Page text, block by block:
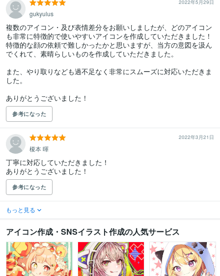
2022年5月29日
gukyulus
複数のアイコン・及び表情差分をお願いしましたが、どのアイコン
も非常に特徴的で使いやすいアイコンを作成していただきました！
特徴的な顔の依頼で難しかったかと思いますが、当方の意図を汲ん
でくれて、素晴らしいものを作成していただきました。
また、やり取りなども過不足なく非常にスムーズに対応いただきま
した。
ありがとうございました！
参考になった
2022年3月21日
榎本 暉
丁寧に対応していただきました！
ありがとうございました！
参考になった
もっと見る
アイコン作成・SNSイラスト作成の人気サービス